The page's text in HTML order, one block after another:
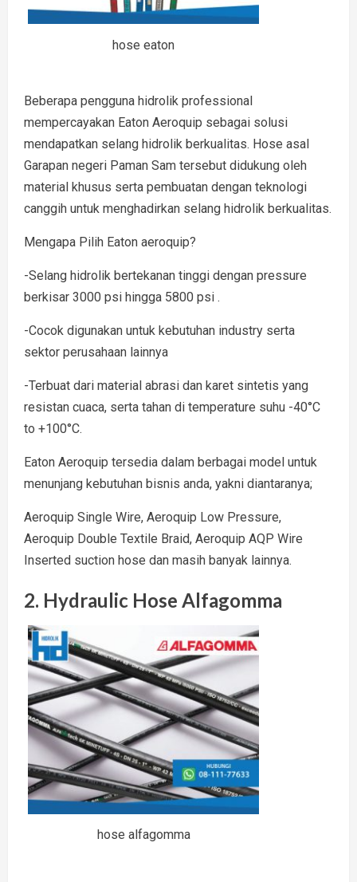
hose eaton
Beberapa pengguna hidrolik professional
mempercayakan Eaton Aeroquip sebagai solusi
mendapatkan selang hidrolik berkualitas. Hose asal
Garapan negeri Paman Sam tersebut didukung oleh
material khusus serta pembuatan dengan teknologi
canggih untuk menghadirkan selang hidrolik berkualitas.
Mengapa Pilih Eaton aeroquip?
-Selang hidrolik bertekanan tinggi dengan pressure
berkisar 3000 psi hingga 5800 psi .
-Cocok digunakan untuk kebutuhan industry serta
sektor perusahaan lainnya
-Terbuat dari material abrasi dan karet sintetis yang
resistan cuaca, serta tahan di temperature suhu -40°C
to +100°C.
Eaton Aeroquip tersedia dalam berbagai model untuk
menunjang kebutuhan bisnis anda, yakni diantaranya;
Aeroquip Single Wire, Aeroquip Low Pressure,
Aeroquip Double Textile Braid, Aeroquip AQP Wire
Inserted suction hose dan masih banyak lainnya.
2. Hydraulic Hose Alfagomma
hose alfagomma